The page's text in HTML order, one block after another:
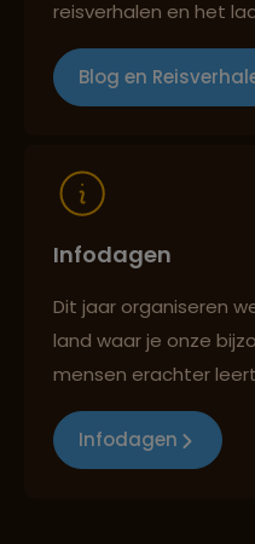
Best
reisverhalen en het
Blog en
Infodagen
Dit jaar organiseren
land waar je onze
mensen erachter
Infodagen